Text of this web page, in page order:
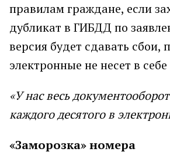
правилам граждане, если
дубликат в ГИБДД по
версия будет сдавать
электронные не несет в
«У нас весь
каждого десятого в
«Заморозка» номера